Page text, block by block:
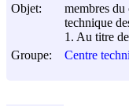
Objet:
membres
technique
1. Au titre
Groupe:
Centre